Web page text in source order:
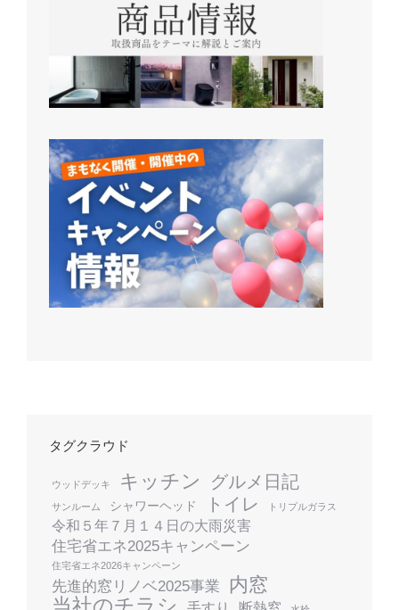
タグクラウド
ウッドデッキ キッチン グルメ日記
サンルーム シャワーヘッド トイレ トリプルガラス
令和５年７月１４日の大雨災害
住宅省エネ2025キャンペーン
住宅省エネ2026キャンペーン
先進的窓リノベ2025事業 内窓